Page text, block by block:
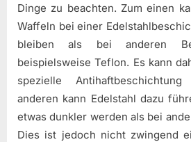
Dinge zu beachten. Zum einen
Waffeln bei einer
bleiben als bei anderen
beispielsweise Teflon. Es kann
spezielle
anderen kann Edelstahl dazu
etwas dunkler werden als bei
Dies ist jedoch nicht zwingend